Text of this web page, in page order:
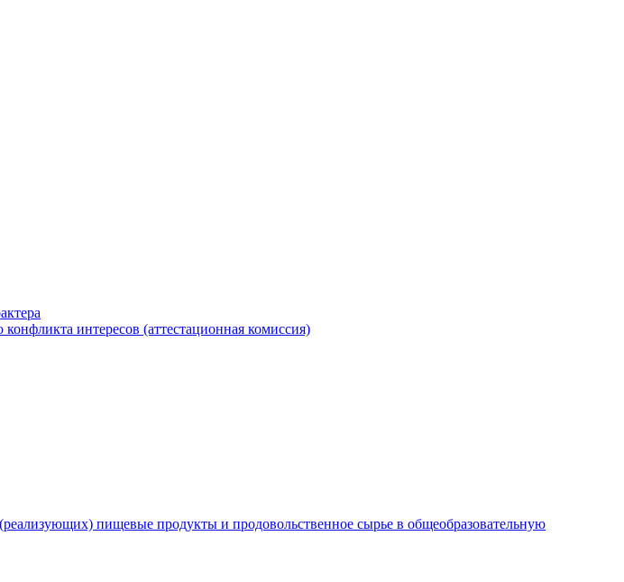
интересов (аттестационная комиссия)
пищевые продукты и продовольственное сырье в общеобразовательную